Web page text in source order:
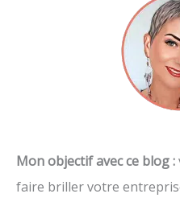
Mon objectif avec ce blog :
faire briller votre